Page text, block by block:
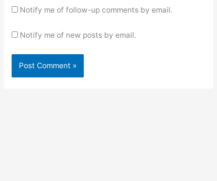
Notify me of follow-up comments by email.
Notify me of new posts by email.